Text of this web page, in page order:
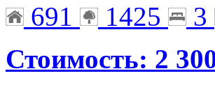
691
1425 3
Стоимость: 2